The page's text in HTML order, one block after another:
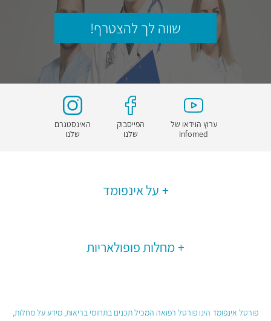
שווה לך להצטרף!
ערוץ הוידאו של
Infomed
הפייסבוק
שלנו
האינסטגרם
שלנו
על אינפומד
מחלות פופולאריות
פורטל אינפומד הינו פורטל רפואה המכיל תכנים בתחומי בריאות, מידע על מחלות,